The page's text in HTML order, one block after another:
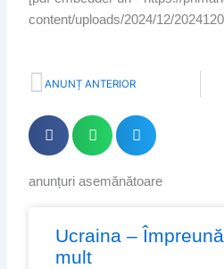
content/uploads/2024/12/
Prev
ANUNȚ ANTERIOR
anunțuri asemănătoare
Ucraina –
mult